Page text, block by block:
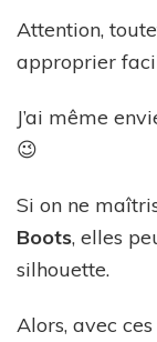
Attention,
approprier
J’ai même
😉
Si on ne
Boots, elles
silhouette.
Alors, avec